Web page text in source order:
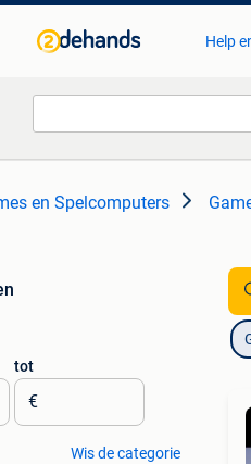
Help
en Spelcomputers
tot
€
Wis de categorie